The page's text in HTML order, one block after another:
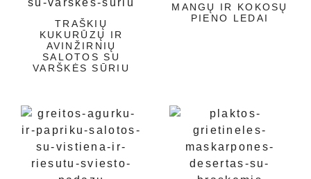
TRAŠKIŲ
KUKURŪZŲ IR
AVINŽIRNIŲ
SALOTOS SU
VARŠKĖS SŪRIU
MANGŲ IR KOKOSŲ
PIENO LEDAI